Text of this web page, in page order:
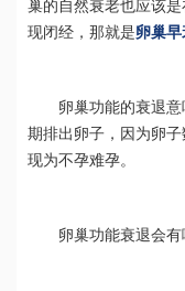
巢的自然衰老也应该
现闭经，那就是卵巢早
卵巢功能的衰退
期排出卵子，因为卵
现为不孕难孕。
卵巢功能衰退会有